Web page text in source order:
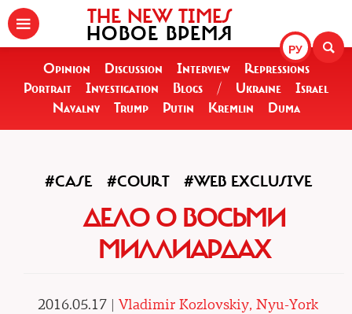
РУ
THE NEW TIMES
НОВОЕ ВРЕМЯ
Opinion Discussion Interview
Repressions
Portrait
Investigation Blogs / Ukraine
Israel
Navalny
Trump Putin Kremlin Duma
#CASE #COURT #WEB EXCLUSIVE
ДЕЛО О ВОСЬМИ
МИЛЛИАРДАХ
2016.05.17 | Vladimir Kozlovskiy, Nyu-York